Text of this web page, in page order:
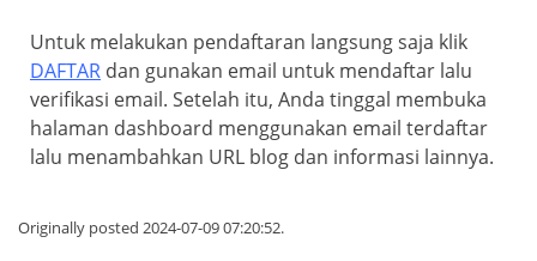
Untuk melakukan pendaftaran langsung saja klik
DAFTAR dan gunakan email untuk mendaftar lalu
verifikasi email. Setelah itu, Anda tinggal membuka
halaman dashboard menggunakan email terdaftar
lalu menambahkan URL blog dan informasi lainnya.
Originally posted 2024-07-09 07:20:52.